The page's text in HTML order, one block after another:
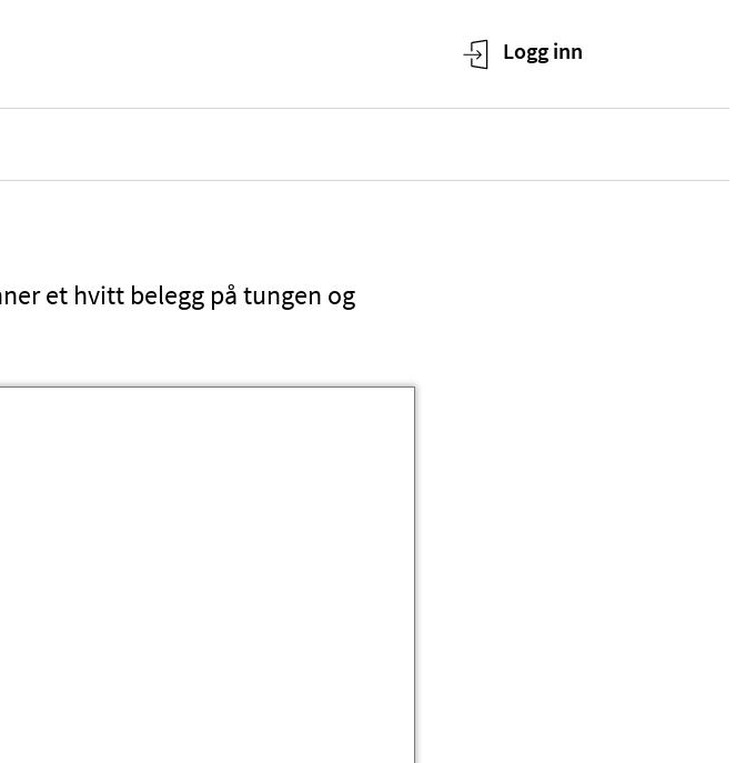
et hvitt belegg på tungen og